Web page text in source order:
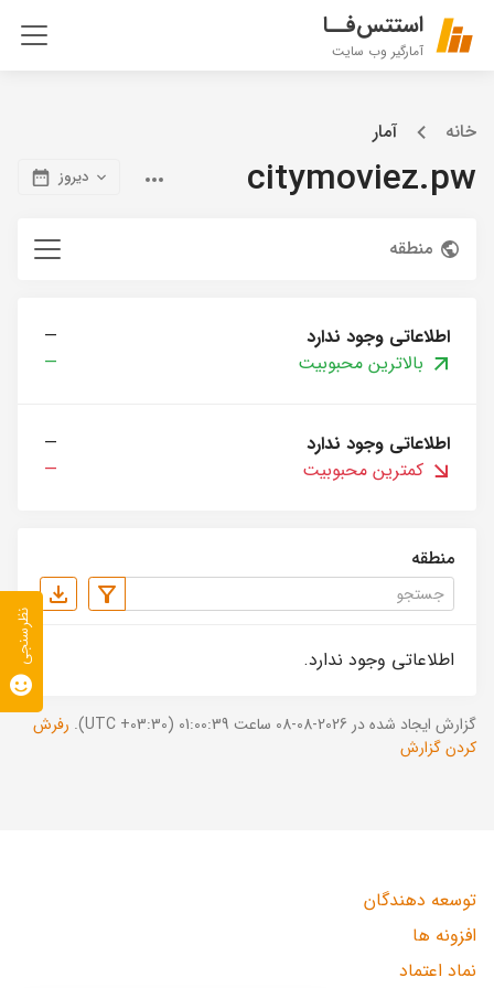
استتس‌فــا
آمارگیر وب سایت
خانه آمار
citymoviez.pw دیروز
منطقه
اطلاعاتی وجود ندارد
—
بالاترین محبوبیت
—
اطلاعاتی وجود ندارد
—
کمترین محبوبیت
—
منطقه
اطلاعاتی وجود ندارد.
گزارش ایجاد شده در 2026-08-08 ساعت 01:00:39 (UTC +03:30).
رفرش
کردن گزارش
توسعه دهندگان
افزونه ها
نماد اعتماد
نظرسنجی